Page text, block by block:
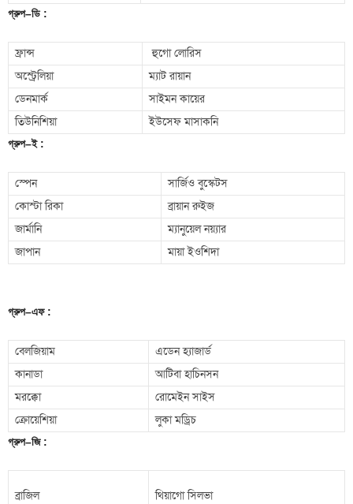
গ্রুপ–ডি:
ফ্রান্স
হুগো লোরিস
অস্ট্রেলিয়া
ম্যাট রায়ান
ডেনমার্ক
সাইমন কায়ের
তিউনিশিয়া
ইউসেফ মাসাকনি
গ্রুপ–ই:
স্পেন
সার্জিও বুস্কেটস
কোস্টা রিকা
ব্রায়ান রুইজ
জার্মানি
ম্যানুয়েল নয়্যার
জাপান
মায়া ইওশিদা
গ্রুপ–এফ:
বেলজিয়াম
এডেন হ্যাজার্ড
কানাডা
আটিবা হাচিনসন
মরক্কো
রোমেইন সাইস
ক্রোয়েশিয়া
লুকা মড্রিচ
গ্রুপ–জি:
ব্রাজিল থিয়াগো সিলভা